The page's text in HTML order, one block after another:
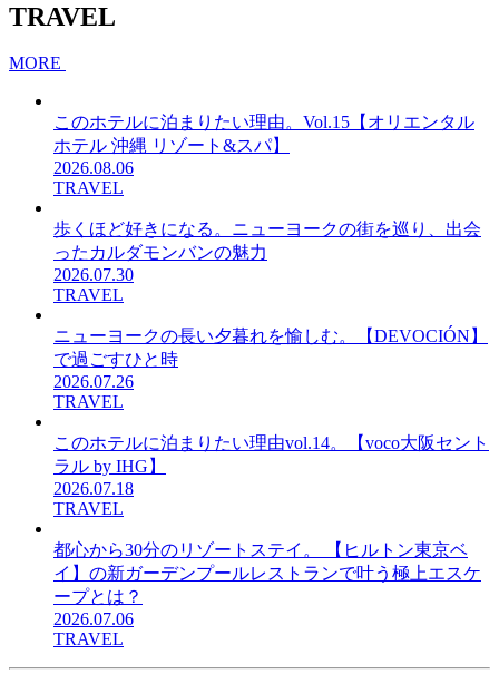
TRAVEL
MORE
このホテルに泊まりたい理由。Vol.15【オリエンタル
ホテル 沖縄 リゾート&スパ】
2026.08.06
TRAVEL
歩くほど好きになる。ニューヨークの街を巡り、出会
ったカルダモンバンの魅力
2026.07.30
TRAVEL
ニューヨークの長い夕暮れを愉しむ。【DEVOCIÓN】
で過ごすひと時
2026.07.26
TRAVEL
このホテルに泊まりたい理由vol.14。【voco大阪セント
ラル by IHG】
2026.07.18
TRAVEL
都心から30分のリゾートステイ。 【ヒルトン東京ベ
イ】の新ガーデンプールレストランで叶う極上エスケ
ープとは？
2026.07.06
TRAVEL